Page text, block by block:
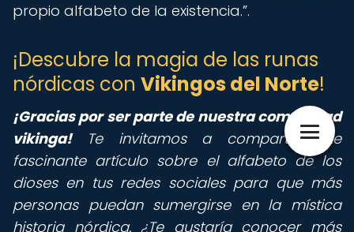
propio alfabeto de la existencia. .
¡Descubre la magia de las runas
nórdicas con Vikingos del Norte!
¡Gracias por ser parte de nuestra comunidad
vikinga!Te invitamos a compartir este
fascinante artículo sobre el alfabeto de los
dioses en tus redes sociales para que más
personas puedan sumergirse en la mística
historia nórdica. ¿Te gustaría conocer más